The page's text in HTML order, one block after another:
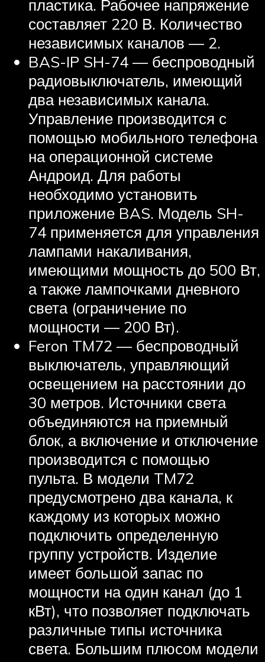
пластика. Рабочее напряжение
составляет 220 В. Количество
независимых каналов — 2.
BAS-IP SH-74 — беспроводный
радиовыключатель, имеющий
два независимых канала.
Управление производится с
помощью мобильного телефона
на операционной системе
Андроид. Для работы
необходимо установить
приложение BAS. Модель SH-
74 применяется для управления
лампами накаливания,
имеющими мощность до 500 Вт,
а также лампочками дневного
света (ограничение по
мощности — 200 Вт).
Feron TM72 — беспроводный
выключатель, управляющий
освещением на расстоянии до
30 метров. Источники света
объединяются на приемный
блок, а включение и отключение
производится с помощью
пульта. В модели TM72
предусмотрено два канала, к
каждому из которых можно
подключить определенную
группу устройств. Изделие
имеет большой запас по
мощности на один канал (до 1
кВт), что позволяет подключать
различные типы источника
света. Большим плюсом модели